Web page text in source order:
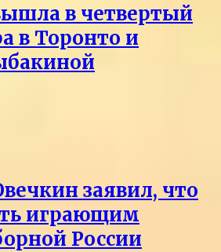
в четвертый
в Торонто и
заявил, что
играющим
России